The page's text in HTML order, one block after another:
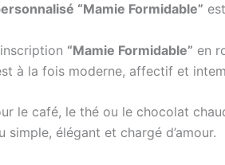
“Mamie Formidable”
“Mamie Formidable” en
à la fois moderne, affectif et
le café, le thé ou le chocolat
simple, élégant et chargé d’amour.